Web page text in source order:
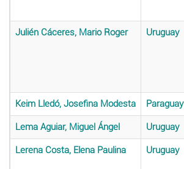
Julién Cáceres, Mario Roger Uruguay
Keim Lledó, Josefina Modesta Paraguay
Lema Aguiar, Miguel Ángel Uruguay
Lerena Costa, Elena Paulina Uruguay